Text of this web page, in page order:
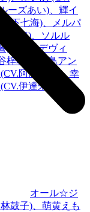
ーズあい)、輝イ
下七海)、メルパ
美海)、ソルル
)、歩堂デヴィ
梓希)、白鳥アン
阿澄佳奈)、幸
伊達朱里紗)、
オール☆ジ
鼓子)、萌黄えも